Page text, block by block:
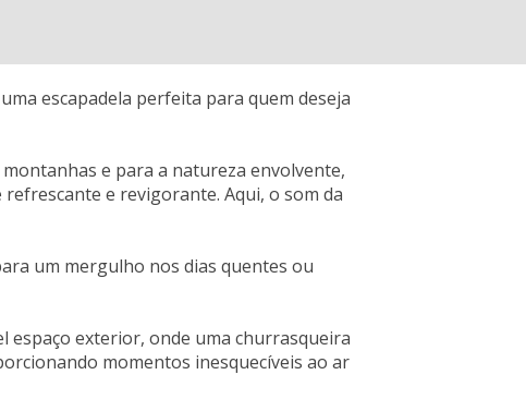
escapadela perfeita para quem deseja
e para a natureza envolvente,
e revigorante. Aqui, o som da
um mergulho nos dias quentes ou
espaço exterior, onde uma churrasqueira
momentos inesquecíveis ao ar